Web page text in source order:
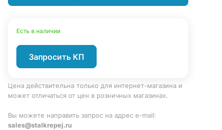
Есть в наличии
Запросить КП
Цена действительна только для интернет-магазина и
может отличаться от цен в розничных магазинах.
Вы можете направить запрос на адрес e-mail:
sales@stalkrepej.ru